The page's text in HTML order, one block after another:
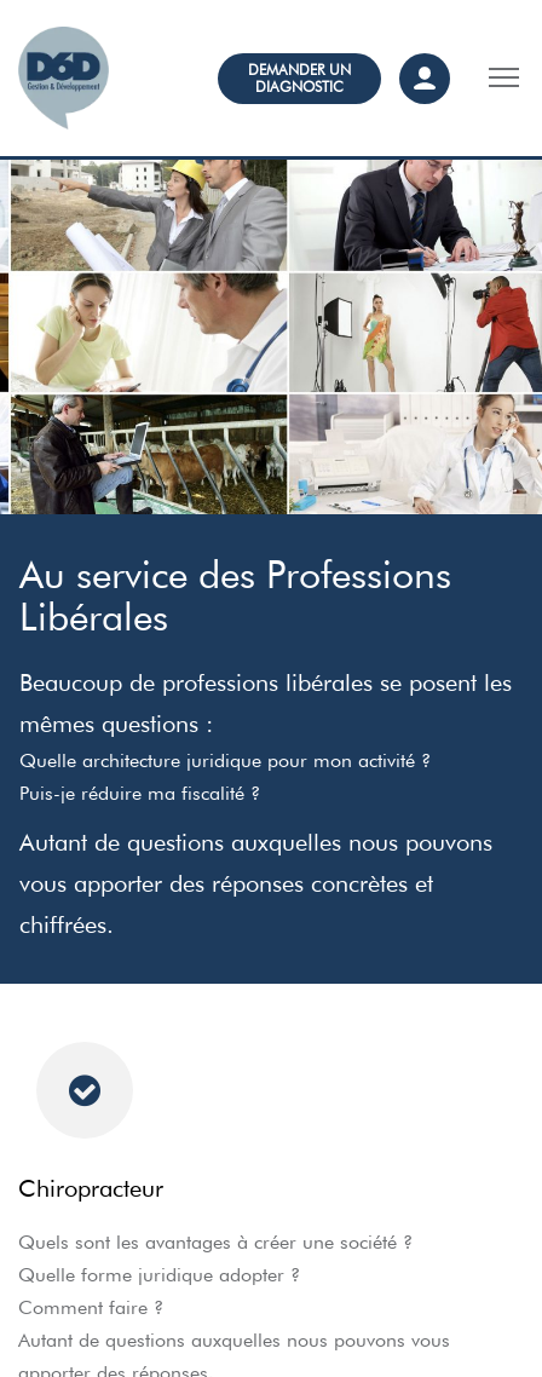
DEMANDER UN
DIAGNOSTIC
Au service des Professions
Libérales
Beaucoup de professions libérales se posent les
mêmes questions :
Quelle architecture juridique pour mon activité ?
Puis-je réduire ma fiscalité ?
Autant de questions auxquelles nous pouvons
vous apporter des réponses concrètes et
chiffrées.
Chiropracteur
Quels sont les avantages à créer une société ?
Quelle forme juridique adopter ?
Comment faire ?
Autant de questions auxquelles nous pouvons vous